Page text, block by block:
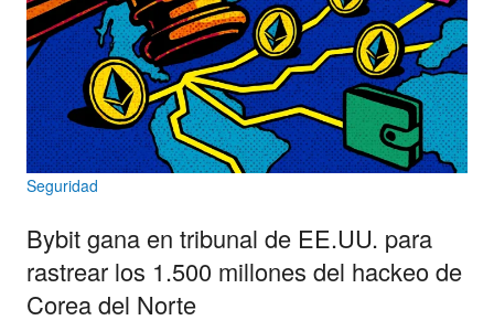
Seguridad
Bybit gana en tribunal de EE.UU. para
rastrear los 1.500 millones del hackeo de
Corea del Norte